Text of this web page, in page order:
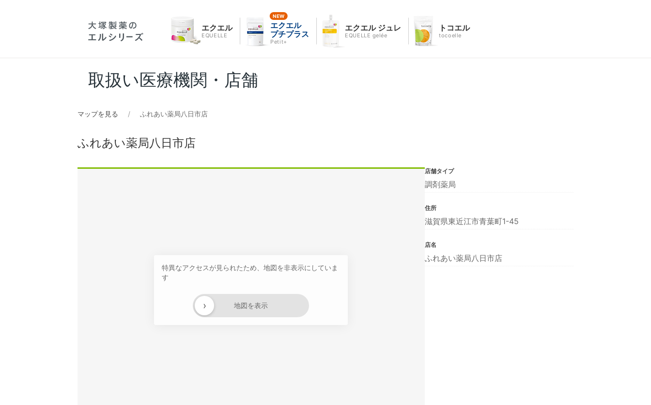
エクエル
EQUELLE
エクエル
プチプラス
Petit+
エクエル ジュレ
EQUELLE gelée
トコエル
tocoelle
取扱い医療機関・店舗
マップを見る ふれあい薬局八日市店
ふれあい薬局八日市店
特異なアクセスが見られたため、地図を非表示にしていま
す
地図を表示
›
店舗タイプ
調剤薬局
住所
滋賀県東近江市青葉町1-45
店名
ふれあい薬局八日市店